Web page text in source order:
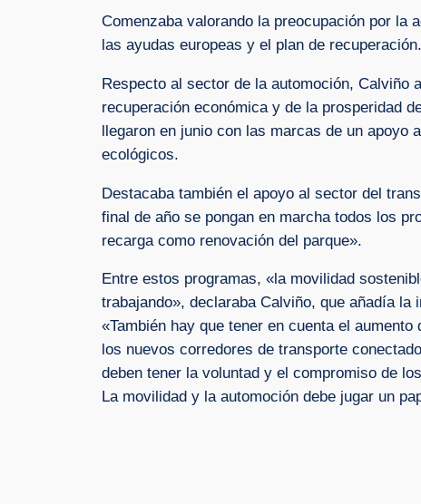
Comenzaba valorando la preocupación por la
las ayudas europeas y el plan de recuperación.
Respecto al sector de la automoción, Calviño
recuperación económica y de la prosperidad
llegaron en junio con las marcas de un apoyo
ecológicos.
Destacaba también el apoyo al sector del
final de año se pongan en marcha todos los
recarga como renovación del parque».
Entre estos programas, «la movilidad
trabajando», declaraba Calviño, que añadía
«También hay que tener en cuenta el
los nuevos corredores de transporte
deben tener la voluntad y el compromiso de
La movilidad y la automoción debe jugar un